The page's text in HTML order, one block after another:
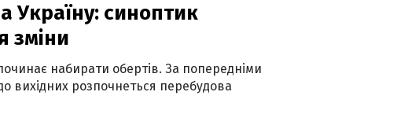
Україну: синоптик
зміни
набирати обертів. За попередніми
вихідних розпочнеться перебудова